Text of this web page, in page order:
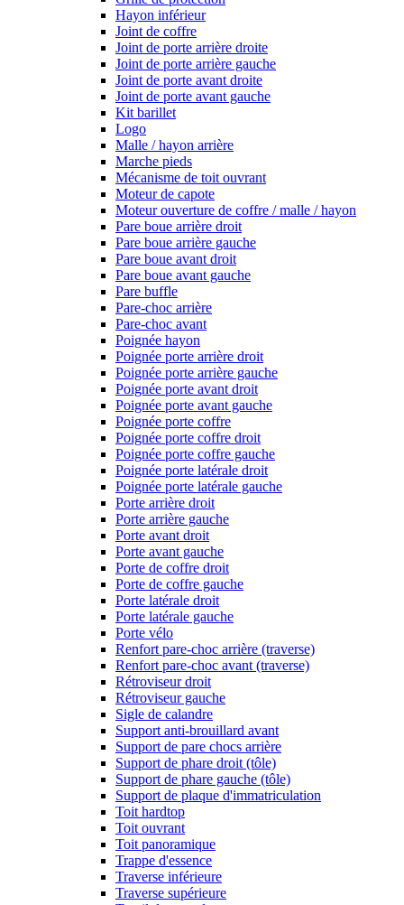
Hayon inférieur
Joint de coffre
Joint de porte arrière droite
Joint de porte arrière gauche
Joint de porte avant droite
Joint de porte avant gauche
Kit barillet
Logo
Malle / hayon arrière
Marche pieds
Mécanisme de toit ouvrant
Moteur de capote
Moteur ouverture de coffre / malle / hayon
Pare boue arrière droit
Pare boue arrière gauche
Pare boue avant droit
Pare boue avant gauche
Pare buffle
Pare-choc arrière
Pare-choc avant
Poignée hayon
Poignée porte arrière droit
Poignée porte arrière gauche
Poignée porte avant droit
Poignée porte avant gauche
Poignée porte coffre
Poignée porte coffre droit
Poignée porte coffre gauche
Poignée porte latérale droit
Poignée porte latérale gauche
Porte arrière droit
Porte arrière gauche
Porte avant droit
Porte avant gauche
Porte de coffre droit
Porte de coffre gauche
Porte latérale droit
Porte latérale gauche
Porte vélo
Renfort pare-choc arrière (traverse)
Renfort pare-choc avant (traverse)
Rétroviseur droit
Rétroviseur gauche
Sigle de calandre
Support anti-brouillard avant
Support de pare chocs arrière
Support de phare droit (tôle)
Support de phare gauche (tôle)
Support de plaque d'immatriculation
Toit hardtop
Toit ouvrant
Toit panoramique
Trappe d'essence
Traverse inférieure
Traverse supérieure